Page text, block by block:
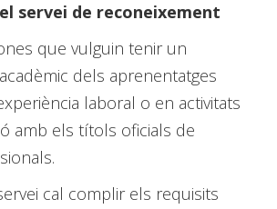
servei de reconeixement
que vulguin tenir un
dels aprenentatges
laboral o en activitats
amb els títols oficials de
cal complir els requisits